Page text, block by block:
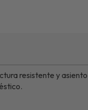
resistente y